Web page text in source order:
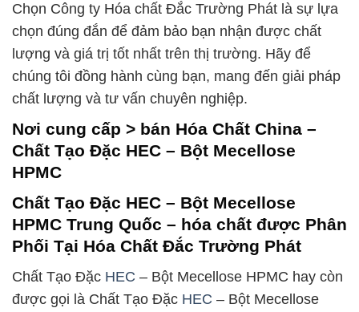
Chọn Công ty Hóa chất Đắc Trường Phát là sự lựa
chọn đúng đắn để đảm bảo bạn nhận được chất
lượng và giá trị tốt nhất trên thị trường. Hãy để
chúng tôi đồng hành cùng bạn, mang đến giải pháp
chất lượng và tư vấn chuyên nghiệp.
Nơi cung cấp > bán Hóa Chất China –
Chất Tạo Đặc HEC – Bột Mecellose
HPMC
Chất Tạo Đặc HEC – Bột Mecellose
HPMC Trung Quốc – hóa chất được Phân
Phối Tại Hóa Chất Đắc Trường Phát
Chất Tạo Đặc HEC – Bột Mecellose HPMC hay còn
được gọi là Chất Tạo Đặc HEC – Bột Mecellose